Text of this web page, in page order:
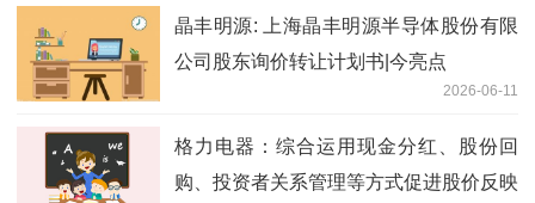
晶丰明源: 上海晶丰明源半导体股份有限
公司股东询价转让计划书|今亮点
2026-06-11
格力电器：综合运用现金分红、股份回
购、投资者关系管理等方式促进股价反映